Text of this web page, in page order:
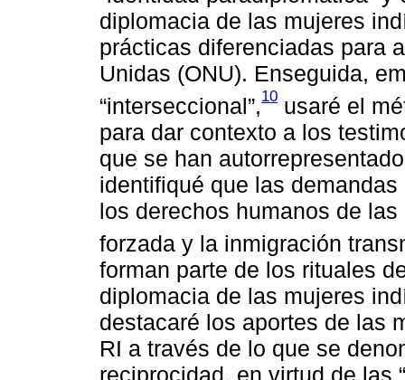
diplomacia de las mujeres
prácticas diferenciadas para
Unidas (ONU). Enseguida,
“interseccional”,10 usaré el
para dar contexto a los
que se han
identifiqué que las
los derechos humanos de
forzada y la inmigración
forman parte de los rituales
diplomacia de las mujeres
destacaré los aportes de las
RI a través de lo que se
reciprocidad, en virtud de las